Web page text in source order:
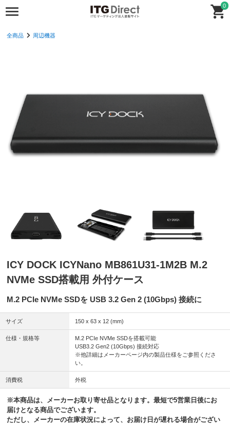
0
全商品 周辺機器
ICY DOCK ICYNano MB861U31-1M2B M.2
NVMe SSD搭載用 外付ケース
M.2 PCIe NVMe SSDを USB 3.2 Gen 2 (10Gbps) 接続に
サイズ 150 x 63 x 12 (mm)
仕様・規格等
M.2 PCIe NVMe SSDを搭載可能
USB3.2 Gen2 (10Gbps) 接続対応
※他詳細はメーカーページ内の製品仕様をご参照くださ
い。
消費税 外税
※本商品は、メーカーお取り寄せ品となります。最短で5営業日後にお
届けとなる商品でございます。
ただし、メーカーの在庫状況によって、お届け日が遅れる場合がござい